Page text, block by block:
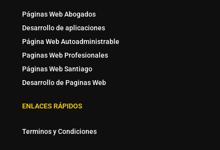
Páginas Web Abogados
Desarrollo de aplicaciones
Página Web Autoadministrable
Paginas Web Profesionales
Páginas Web Santiago
Desarrollo de Paginas Web
ENLACES RÁPIDOS
Terminos y Condiciones